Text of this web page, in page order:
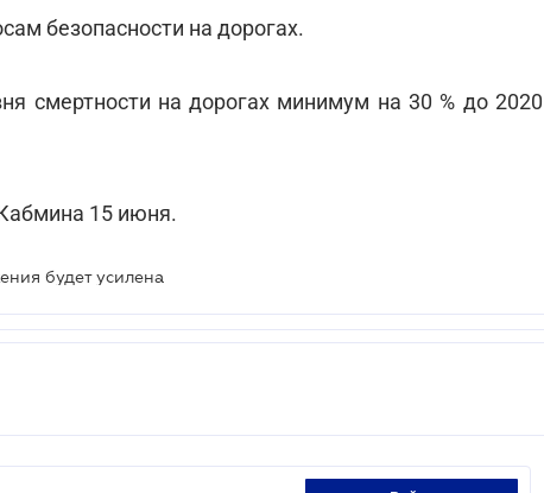
безопасности на дорогах.
смертности на дорогах минимум на 30 % до 2020
15 июня.
будет усилена